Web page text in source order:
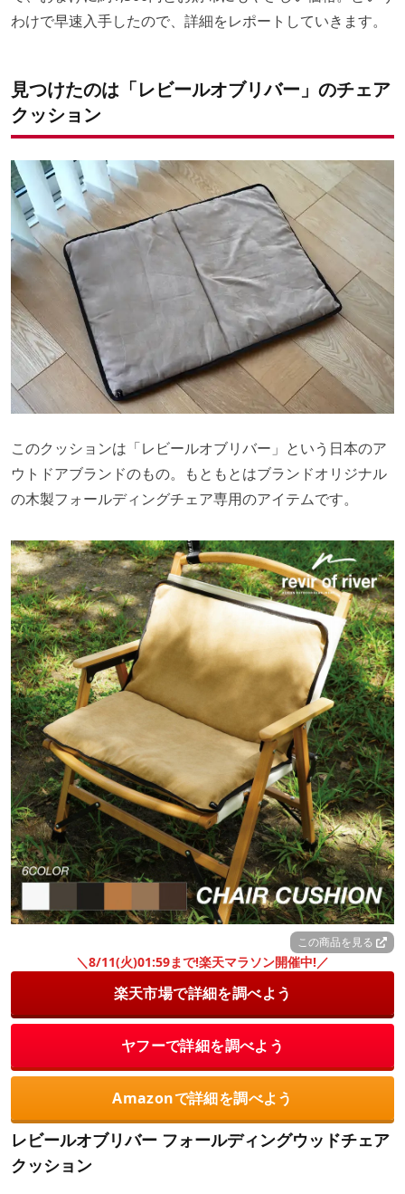
わけで早速入手したので、詳細をレポートしていきます。
見つけたのは「レビールオブリバー」のチェア
クッション
このクッションは「レビールオブリバー」という日本のア
ウトドアブランドのもの。もともとはブランドオリジナル
の木製フォールディングチェア専用のアイテムです。
この商品を見る
＼8/11(火)01:59まで!楽天マラソン開催中!／
楽天市場で詳細を調べよう
ヤフーで詳細を調べよう
Amazonで詳細を調べよう
レビールオブリバー フォールディングウッドチェア
クッション